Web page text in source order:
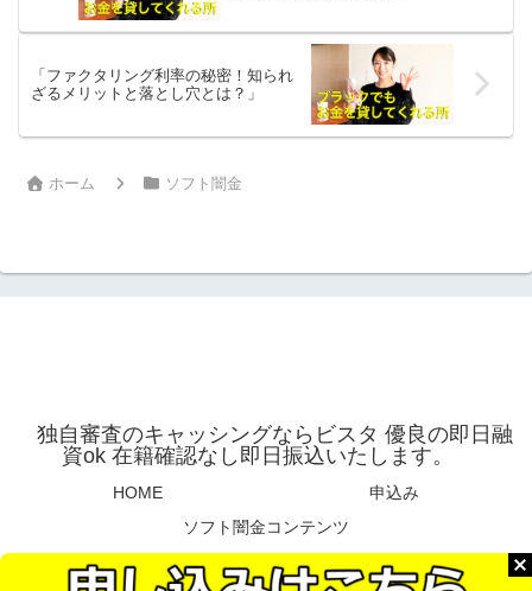
「ファクタリング利率の秘密！知られ
ざるメリットと落とし穴とは？」
ホーム ソフト闇金
独自審査のキャッシングならビスタ 優良の即日融
資ok 在籍確認なし即日振込いたします。
HOME
申込み
ソフト闇金コンテンツ
© 2025 独自審査のキャッシングならビスタ 優良の即日融資ok 在籍